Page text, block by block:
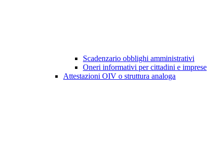
Scadenzario obblighi amministrativi
Oneri informativi per cittadini e imprese
Attestazioni OIV o struttura analoga